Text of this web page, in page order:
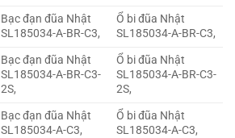
Bạc đạn đũa Nhật
SL185034-A-BR-C3,
Ổ bi đũa Nhật
SL185034-A-BR-C3,
Bạc đạn đũa Nhật
SL185034-A-BR-C3-
2S,
Ổ bi đũa Nhật
SL185034-A-BR-C3-
2S,
Bạc đạn đũa Nhật
SL185034-A-C3,
Ổ bi đũa Nhật
SL185034-A-C3,